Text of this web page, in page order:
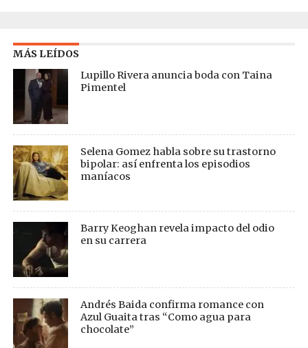
MÁS LEÍDOS
Lupillo Rivera anuncia boda con Taina
Pimentel
Selena Gomez habla sobre su trastorno
bipolar: así enfrenta los episodios
maníacos
Barry Keoghan revela impacto del odio
en su carrera
Andrés Baida confirma romance con
Azul Guaita tras “Como agua para
chocolate”